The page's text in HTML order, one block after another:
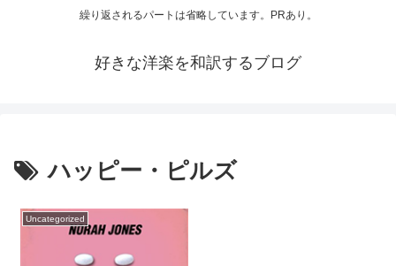
繰り返されるパートは省略しています。PRあり。
好きな洋楽を和訳するブログ
ハッピー・ピルズ
Uncategorized